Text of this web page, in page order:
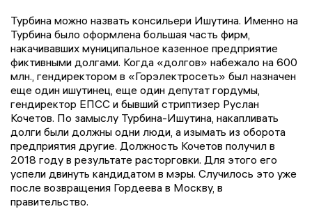
Турбина можно назвать консильери Ишутина. Именно на
Турбина было оформлена большая часть фирм,
накачивавших муниципальное казенное предприятие
фиктивными долгами. Когда «долгов» набежало на 600
млн., гендиректором в «Горэлектросеть» был назначен
еще один ишутинец, еще один депутат гордумы,
гендиректор ЕПСС и бывший стриптизер Руслан
Кочетов. По замыслу Турбина-Ишутина, накапливать
долги были должны одни люди, а изымать из оборота
предприятия другие. Должность Кочетов получил в
2018 году в результате расторговки. Для этого его
успели двинуть кандидатом в мэры. Случилось это уже
после возвращения Гордеева в Москву, в
правительство.